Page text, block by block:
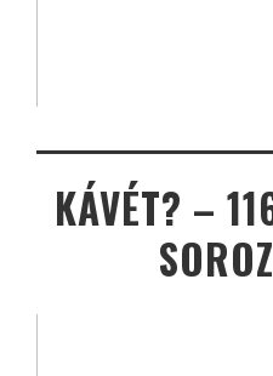
KÁVÉT? –